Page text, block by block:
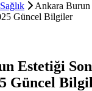
Ankara Burun
Güncel Bilgiler
Estetiği
Güncel